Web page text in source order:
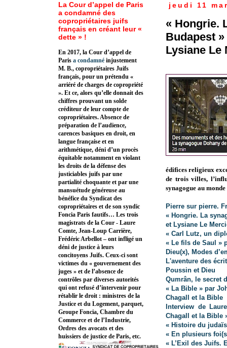
jeudi 11
« Hongrie.
Budapest
Lysiane Le
édifices religieux
de trois villes,
synagogue au monde
Pierre sur pierre.
« Hongrie. La
et Lysiane Le
« Carl Lutz, un
« Le fils de Saul »
Dieu(x), Modes
L'aventure des
Poussin et Dieu
Qumrân, le secret
« La Bible » par
Chagall et la Bible
Interview de
Chagall et la Bible
« Histoire du
« En plusieurs
« L’Exil des Juifs.
La Cour d’appel de Paris
a condamné des
copropriétaires juifs
français en créant leur «
dette » !
En 2017, la Cour d’appel de
Paris a condamné injustement
M. B., copropriétaires Juifs
français, pour un prétendu «
arriéré de charges de copropriété
». Et ce, alors qu’elle donnait des
chiffres prouvant un solde
créditeur de leur compte de
copropriétaires. Absence de
préparation de l’audience,
carences basiques en droit, en
langue française et en
arithmétique, déni d’un procès
équitable notamment en violant
les droits de la défense des
justiciables juifs par une
partialité choquante et par une
mansuétude généreuse au
bénéfice du Syndicat des
copropriétaires et de son syndic
Foncia Paris fautifs… Les trois
magistrats de la Cour - Laure
Comte, Jean-Loup Carrière,
Frédéric Arbellot – ont infligé un
déni de justice à leurs
concitoyens Juifs. Ceux-ci sont
victimes du « gouvernement des
juges » et de l’absence de
contrôles par diverses autorités
qui ont refusé d’intervenir pour
rétablir le droit : ministres de la
Justice et du Logement, parquet,
Groupe Foncia, Chambre du
Commerce et de l’Industrie,
Ordres des avocats et des
huissiers de justice de Paris, etc.